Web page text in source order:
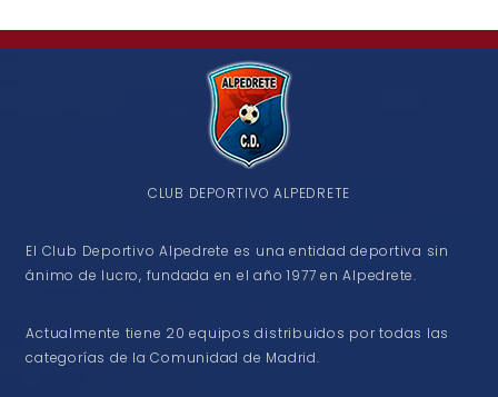
CLUB DEPORTIVO ALPEDRETE
El Club Deportivo Alpedrete es una entidad deportiva sin
ánimo de lucro, fundada en el año 1977 en Alpedrete.
Actualmente tiene 20 equipos distribuidos por todas las
categorías de la Comunidad de Madrid.